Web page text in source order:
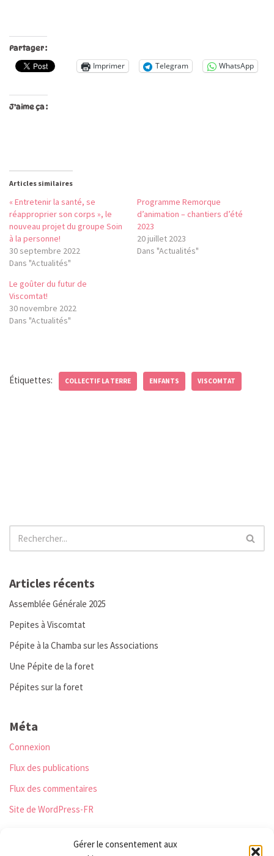
Gérer le consentement aux
Partager :
Imprimer Telegram WhatsApp
J’aime ça :
Articles similaires
« Entretenir la santé, se
réapproprier son corps », le
nouveau projet du groupe Soin
à la personne!
30 septembre 2022
Dans "Actualités"
Programme Remorque
d’animation – chantiers d’été
2023
20 juillet 2023
Dans "Actualités"
Le goûter du futur de
Viscomtat!
30 novembre 2022
Dans "Actualités"
Étiquettes: COLLECTIF LA TERRE ENFANTS VISCOMTAT
Articles récents
Assemblée Générale 2025
Pepites à Viscomtat
Pépite à la Chamba sur les Associations
Une Pépite de la foret
Pépites sur la foret
Méta
Connexion
Flux des publications
Flux des commentaires
Site de WordPress-FR